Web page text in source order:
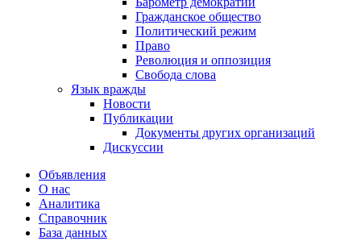
Гражданское общество
Политический режим
Право
Революция и оппозиция
Свобода слова
Язык вражды
Новости
Публикации
Документы других организаций
Дискуссии
Объявления
О нас
Аналитика
Справочник
База данных